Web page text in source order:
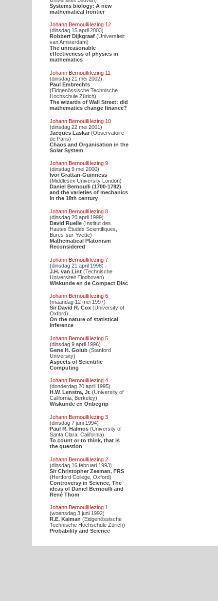
Systems biology: A new
mathematical frontier
Johann Bernoulli lezing 12
(dinsdag 15 april 2003)
Robbert Dijkgraaf (Universiteit
van Amsterdam)
The unreasonable
effectiveness of physics in
mathematics
Johann Bernoulli lezing 11
(dinsdag 21 mei 2002)
Paul Embrechts
(Eidgenössische Technische
Hochschule Zürich)
The wizards of Wall Street: did
mathematics change finance?
Johann Bernoulli lezing 10
(dinsdag 22 mei 2001)
Jacques Laskar(Observatoire
de Paris)
Chaos and Organisation in the
Solar System
Johann Bernoulli lezing 9
(dinsdag 9 mei 2000)
Ivor Grattan-Guinness
(Middlesex University London)
Daniel Bernoulli (1700-1782)
and the varieties of mechanics
in the 18th century
Johann Bernoulli lezing 8
(dinsdag 20 april 1999)
David Ruelle (Institut des
Hautes Études Scientifiques,
Bures-sur-Yvette)
Mathematical Platonism
Reconsidered
Johann Bernoulli lezing 7
(dinsdag 21 april 1998)
J.H. van Lint (Technische
Universiteit Eindhoven)
Wiskunde en de Compact Disc
Johann Bernoulli lezing 6
(maandag 12 mei 1997)
Sir David R. Cox (University of
Oxford)
On the nature of statistical
inference
Johann Bernoulli lezing 5
(dinsdag 9 april 1996)
Gene H. Golub (Stanford
University)
Aspects of Scientific
Computing
Johann Bernoulli lezing 4
(donderdag 20 april 1995)
H.W. Lenstra, Jr. (University of
California, Berkeley)
Wiskunde en Onbegrip
Johann Bernoulli lezing 3
(dinsdag 7 juni 1994)
Paul R. Halmos(University of
Santa Clara, California)
To count or to think, that is
the question
Johann Bernoulli lezing 2
(dinsdag 16 februari 1993)
Sir Christopher Zeeman, FRS
(Hertford College, Oxford)
Controversy in Science, The
ideas of Daniel Bernoulli and
René Thom
Johann Bernoulli lezing 1
(woensdag 3 juni 1992)
R.E. Kalman (Eidgenössische
Technische Hochschule Zürich)
Probability and Science